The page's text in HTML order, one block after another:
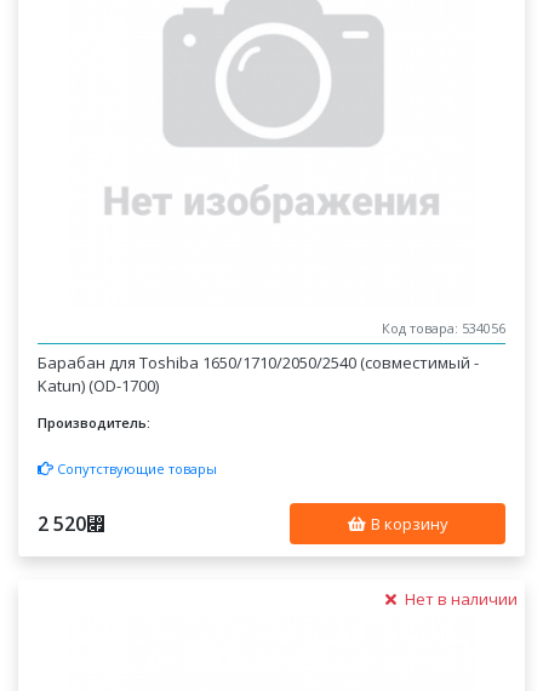
Код товара: 534056
Барабан для Toshiba 1650/1710/2050/2540 (совместимый -
Katun) (OD-1700)
Производитель:
Сопутствующие товары
2 520⃏ В корзину
Нет в наличии